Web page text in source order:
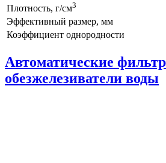
Плотность, г/см3
Эффективный размер, мм
Коэффициент однородности
Автоматические
обезжелезиватели воды